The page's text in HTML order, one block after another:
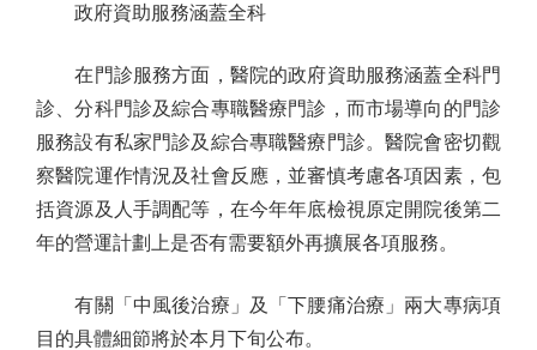
政府資助服務涵蓋全科
在門診服務方面，醫院的政府資助服務涵蓋全科門
診、分科門診及綜合專職醫療門診，而市場導向的門診
服務設有私家門診及綜合專職醫療門診。醫院會密切觀
察醫院運作情況及社會反應，並審慎考慮各項因素，包
括資源及人手調配等，在今年年底檢視原定開院後第二
年的營運計劃上是否有需要額外再擴展各項服務。
有關「中風後治療」及「下腰痛治療」兩大專病項
目的具體細節將於本月下旬公布。